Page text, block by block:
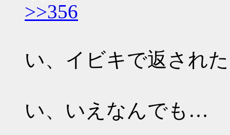
>>356
い、イビキで返され
い、いえなんでも…